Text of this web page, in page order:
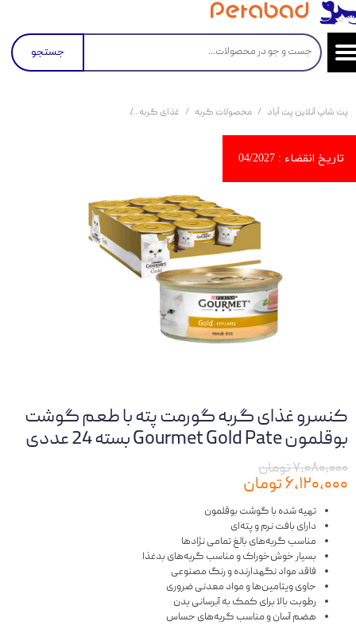
جستجو
پت شاپ آنلاین پت آباد محصولات گربه غذای گربه
کنسرو غذای گربه گورمت پته با طعم گوشت
بوقلمون Gourmet Gold Pate بسته 24 عددی
۷,۰۸۰,۰۰۰ تومان
۶,۱۲۰,۰۰۰ تومان
تهیه شده با گوشت بوقلمون
دارای بافت نرم و پته‌ای
مناسب گربه‌های بالغ تمامی نژادها
بسیار خوش‌خوراک و مناسب گربه‌های بدغذا
فاقد مواد نگهدارنده و رنگ مصنوعی
حاوی ویتامین‌ها و مواد معدنی ضروری
رطوبت بالا برای کمک به آبرسانی بدن
هضم آسان و مناسب گربه‌های حساس